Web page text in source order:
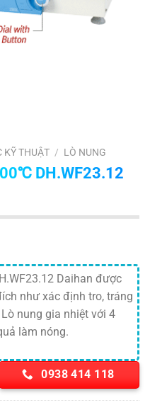
KỸ THUẬT / LÒ NUNG
DH.WF23.12
Daihan được
như xác định tro, tráng
nung gia nhiệt với 4
làm nóng.
0938 414 118